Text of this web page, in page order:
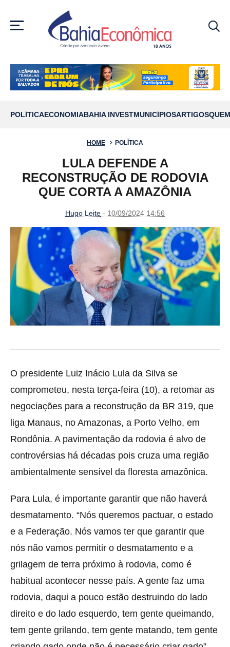
MENU
POLÍTICAECONOMIABAHIA INVESTMUNICÍPIOSARTIGOS
HOME POLÍTICA
LULA DEFENDE A
RECONSTRUÇÃO DE RODOVIA
QUE CORTA A AMAZÔNIA
Hugo Leite - 10/09/2024 14:56
O presidente Luiz Inácio Lula da Silva se
comprometeu, nesta terça-feira (10), a retomar as
negociações para a reconstrução da BR 319, que
liga Manaus, no Amazonas, a Porto Velho, em
Rondônia. A pavimentação da rodovia é alvo de
controvérsias há décadas pois cruza uma região
ambientalmente sensível da floresta amazônica.
Para Lula, é importante garantir que não haverá
desmatamento. “Nós queremos pactuar, o estado
e a Federação. Nós vamos ter que garantir que
nós não vamos permitir o desmatamento e a
grilagem de terra próximo à rodovia, como é
habitual acontecer nesse país. A gente faz uma
rodovia, daqui a pouco estão destruindo do lado
direito e do lado esquerdo, tem gente queimando,
tem gente grilando, tem gente matando, tem gente